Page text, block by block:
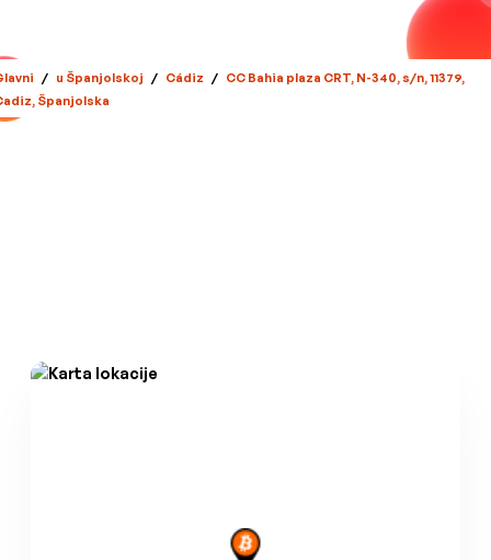
/ u Španjolskoj / Cádiz / CC Bahia plaza CRT, N-340, s/n, 11379,
Španjolska